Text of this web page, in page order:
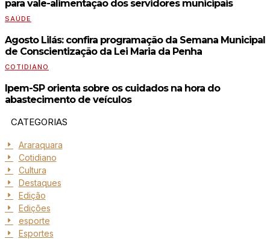
para vale-alimentação dos servidores municipais
SAÚDE
Agosto Lilás: confira programação da Semana Municipal
de Conscientização da Lei Maria da Penha
COTIDIANO
Ipem-SP orienta sobre os cuidados na hora do
abastecimento de veículos
CATEGORIAS
Araraquara
Cotidiano
Cultura
Destaques
Edição
Edições
esporte
Esportes